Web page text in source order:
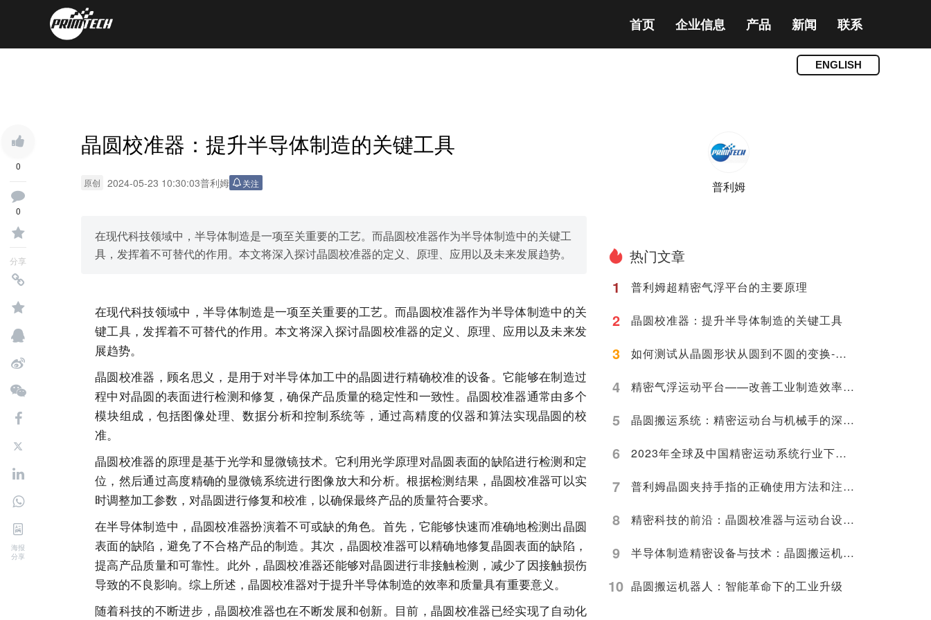
首页 企业信息 产品 新闻 联系
ENGLISH
0
0
分享
海报
分享
晶圆校准器：提升半导体制造的关键工具
原创 2024-05-23 10:30:03普利姆 关注
在现代科技领域中，半导体制造是一项至关重要的工艺。而晶圆校准器作为半导体制造中的关键工
具，发挥着不可替代的作用。本文将深入探讨晶圆校准器的定义、原理、应用以及未来发展趋势。
在现代科技领域中，半导体制造是一项至关重要的工艺。而晶圆校准器作为半导体制造中的关
键工具，发挥着不可替代的作用。本文将深入探讨晶圆校准器的定义、原理、应用以及未来发
展趋势。
晶圆校准器，顾名思义，是用于对半导体加工中的晶圆进行精确校准的设备。它能够在制造过
程中对晶圆的表面进行检测和修复，确保产品质量的稳定性和一致性。晶圆校准器通常由多个
模块组成，包括图像处理、数据分析和控制系统等，通过高精度的仪器和算法实现晶圆的校
准。
晶圆校准器的原理是基于光学和显微镜技术。它利用光学原理对晶圆表面的缺陷进行检测和定
位，然后通过高度精确的显微镜系统进行图像放大和分析。根据检测结果，晶圆校准器可以实
时调整加工参数，对晶圆进行修复和校准，以确保最终产品的质量符合要求。
在半导体制造中，晶圆校准器扮演着不可或缺的角色。首先，它能够快速而准确地检测出晶圆
表面的缺陷，避免了不合格产品的制造。其次，晶圆校准器可以精确地修复晶圆表面的缺陷，
提高产品质量和可靠性。此外，晶圆校准器还能够对晶圆进行非接触检测，减少了因接触损伤
导致的不良影响。综上所述，晶圆校准器对于提升半导体制造的效率和质量具有重要意义。
随着科技的不断进步，晶圆校准器也在不断发展和创新。目前，晶圆校准器已经实现了自动化
普利姆
热门文章
1
普利姆超精密气浮平台的主要原理
2 晶圆校准器：提升半导体制造的关键工具
3 如何测试从晶圆形状从圆到不圆的变换-企业官网
4 ​精密气浮运动平台——改善工业制造效率的利器
5 晶圆搬运系统：精密运动台与机械手的深度解析
6 2023年全球及中国精密运动系统行业下游应用市场需求规模前景预测_设备_领域_制造
7 普利姆晶圆夹持手指的正确使用方法和注意事项
8 精密科技的前沿：晶圆校准器与运动台设计的革命
9 半导体制造精密设备与技术：晶圆搬运机械手、校准器及气浮技术的创新与应用
10 晶圆搬运机器人：智能革命下的工业升级